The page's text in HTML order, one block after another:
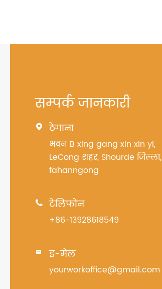
सम्पर्क जानकारी
 ठेगाना
भवन B xing gang xin xin yi,
LeCong शहर, Shourde जिल्ला,
fahanngong
 टेलिफोन
+86-13928618549
 इ-मेल
yourworkoffice@gmail.com